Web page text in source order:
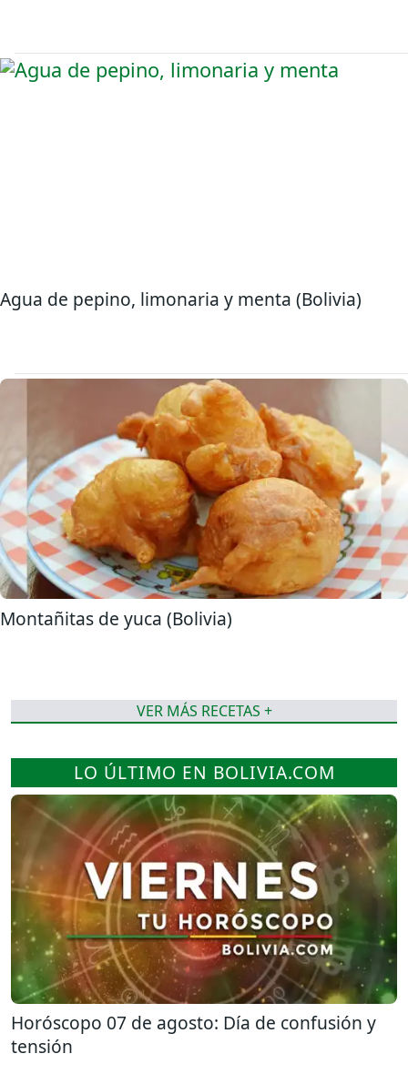
Agua de pepino, limonaria y menta (Bolivia)
Montañitas de yuca (Bolivia)
VER MÁS RECETAS +
LO ÚLTIMO EN BOLIVIA.COM
Horóscopo 07 de agosto: Día de confusión y
tensión